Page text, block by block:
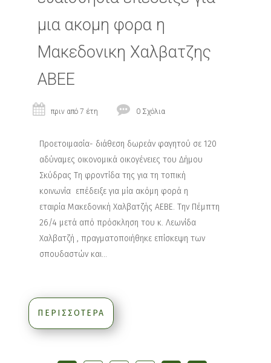
μια ακομη φορα η
Μακεδονικη Χαλβατζης
ΑΒΕΕ
πριν από 7 έτη 0 Σχόλια
Προετοιμασία- διάθεση δωρεάν φαγητού σε 120
αδύναμες οικονομικά οικογένειες του Δήμου
Σκύδρας Τη φροντίδα της για τη τοπική
κοινωνία επέδειξε για μία ακόμη φορά η
εταιρία Μακεδονική Χαλβατζής ΑΕΒΕ. Την Πέμπτη
26/4 μετά από πρόσκληση του κ. Λεωνίδα
Χαλβατζή , πραγματοποιήθηκε επίσκεψη των
σπουδαστών και...
ΠΕΡΙΣΣΟΤΕΡΑ